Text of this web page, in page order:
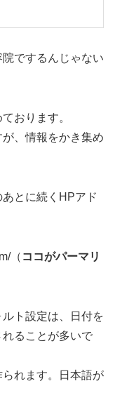
院でするんじゃない
おります。
、情報をかき集め
とに続くHPアド
（ ココがパーマリ
ト設定は、日付を
ることが多いで
れます。日本語が